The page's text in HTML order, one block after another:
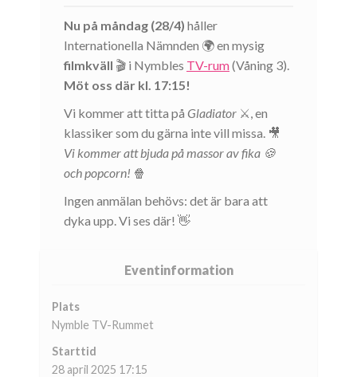
Nu på måndag (28/4) håller
Internationella Nämnden 🌍 en mysig
filmkväll 🎬 i Nymbles TV-rum(Våning 3).
Möt oss där kl. 17:15!
Vi kommer att titta på Gladiator ⚔️, en
klassiker som du gärna inte vill missa. 🎥
Vi kommer att bjuda på massor av fika 🍪
och popcorn! 🍿
Ingen anmälan behövs: det är bara att
dyka upp. Vi ses där! 👋
Eventinformation
Plats
Nymble TV-Rummet
Starttid
28 april 2025 17:15